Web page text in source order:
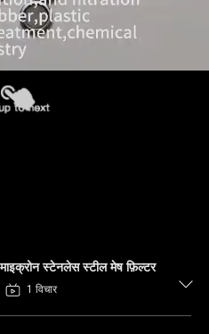
स्टेनलेस स्टील मेष फ़िल्टर
1 विचार